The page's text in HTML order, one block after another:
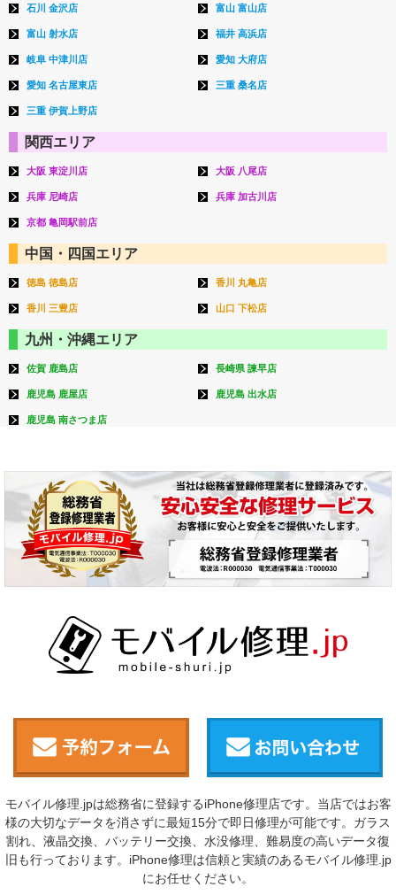
石川 金沢店 富山 富山店
富山 射水店 福井 高浜店
岐阜 中津川店 愛知 大府店
愛知 名古屋東店 三重 桑名店
三重 伊賀上野店
関西エリア
大阪 東淀川店 大阪 八尾店
兵庫 尼崎店 兵庫 加古川店
京都 亀岡駅前店
中国・四国エリア
徳島 徳島店 香川 丸亀店
香川 三豊店 山口 下松店
九州・沖縄エリア
佐賀 鹿島店 長崎県 諫早店
鹿児島 鹿屋店 鹿児島 出水店
鹿児島 南さつま店
モバイル修理.jpは総務省に登録するiPhone修理店です。当店ではお客
様の大切なデータを消さずに最短15分で即日修理が可能です。ガラス
割れ、液晶交換、バッテリー交換、水没修理、難易度の高いデータ復
旧も行っております。iPhone修理は信頼と実績のあるモバイル修理.jp
にお任せください。